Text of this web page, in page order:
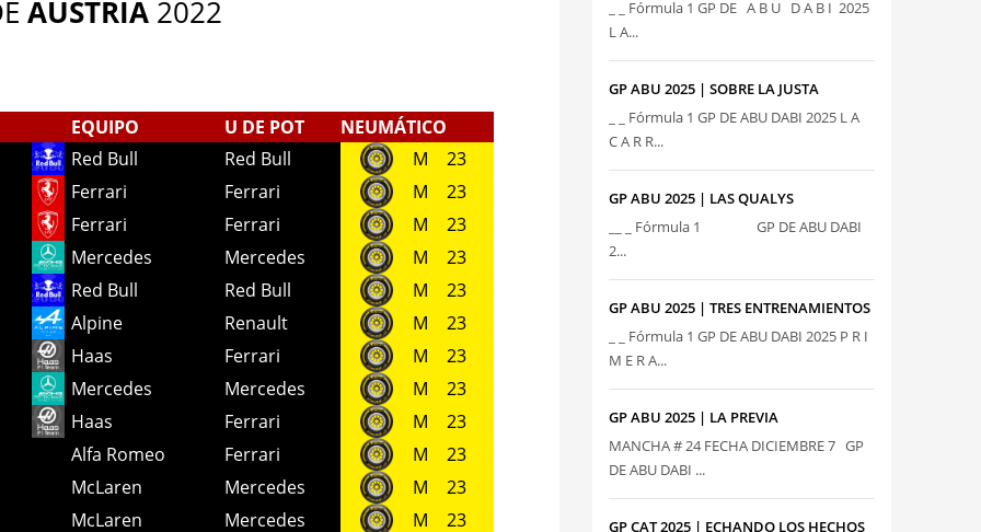
AUSTRIA2022
EQUIPO U DE POT
NEUMÁTICO
Red Bull
Red Bull M
23
Ferrari
Ferrari M
23
Ferrari
Ferrari M
23
Mercedes
Mercedes M
23
Red Bull
Red Bull M
23
Alpine
Renault M
23
Haas
Ferrari M
23
Mercedes
Mercedes M
23
Haas
Ferrari M
23
Alfa Romeo
Ferrari M
23
McLaren
Mercedes M
23
McLaren
Mercedes M
23
_ _ Fórmula 1 GP DE A B U D A B I 2025
L A...
GP ABU 2025 | SOBRE LA JUSTA
_ _ Fórmula 1 GP DE ABU DABI 2025 L A
C A R R...
GP ABU 2025 | LAS QUALYS
__ _ Fórmula 1 GP DE ABU DABI
2...
GP ABU 2025 | TRES ENTRENAMIENTOS
_ _ Fórmula 1 GP DE ABU DABI 2025 P R I
M E R A...
GP ABU 2025 | LA PREVIA
MANCHA # 24 FECHA DICIEMBRE 7 GP
DE ABU DABI ...
GP CAT 2025 | ECHANDO LOS HECHOS